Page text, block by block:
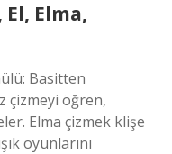
Elma,
Basitten
çizmeyi öğren,
Elma çizmek klişe
oyunlarını